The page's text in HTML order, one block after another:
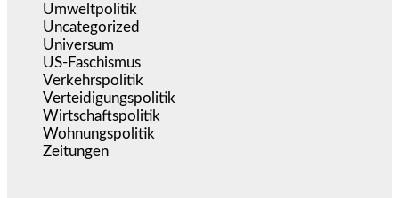
Umweltpolitik
Uncategorized
Universum
US-Faschismus
Verkehrspolitik
Verteidigungspolitik
Wirtschaftspolitik
Wohnungspolitik
Zeitungen